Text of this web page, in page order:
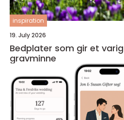
inspiration
19. July 2026
Bedplater som gir et
gravminne